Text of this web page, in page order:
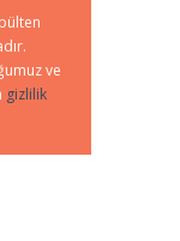
ve
gizlilik